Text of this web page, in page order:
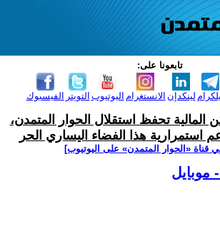
تابعونا على:
الفيسبوك التويتر اليوتيوب الانستغرام لينكدإن
المالية تحفظ استقلال الحوار المتمدن،
استمرارية هذا الفضاء اليساري الحر
قناة ‫«الحوار المتمدن» على اليوتيوب]
موبايل